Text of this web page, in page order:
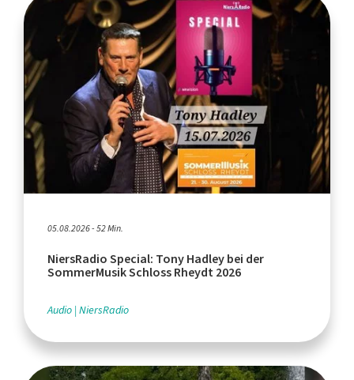
05.08.2026 - 52 Min.
NiersRadio Special: Tony Hadley bei der
SommerMusik Schloss Rheydt 2026
Audio NiersRadio